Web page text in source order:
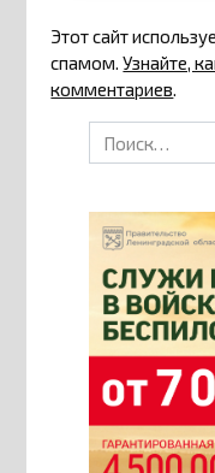
Этот сайт
спамом.Узнайте,
комментариев.
Search
for: